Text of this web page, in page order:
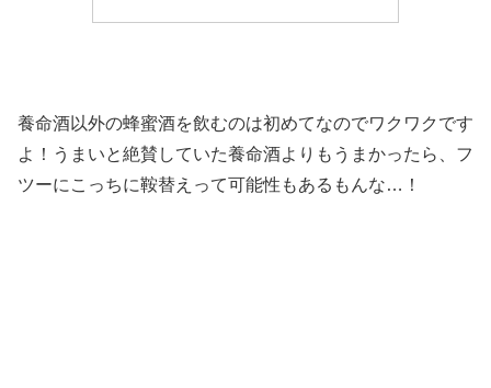
養命酒以外の蜂蜜酒を飲むのは初めてなのでワクワクです
よ！うまいと絶賛していた養命酒よりもうまかったら、フ
ツーにこっちに鞍替えって可能性もあるもんな…！